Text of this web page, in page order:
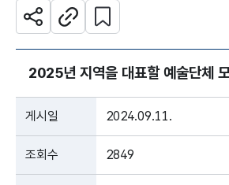
공유하기주소복사
관심 콘텐츠 설정하기
2025년 지역을 대표할 예술단체
게시일 2024.09.11.
조회수 2849